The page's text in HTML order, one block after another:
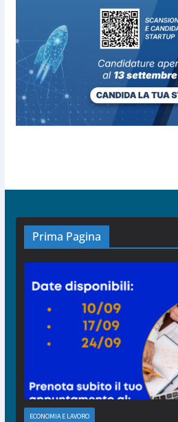
Prima Pagina
ECONOMIA E LAVORO